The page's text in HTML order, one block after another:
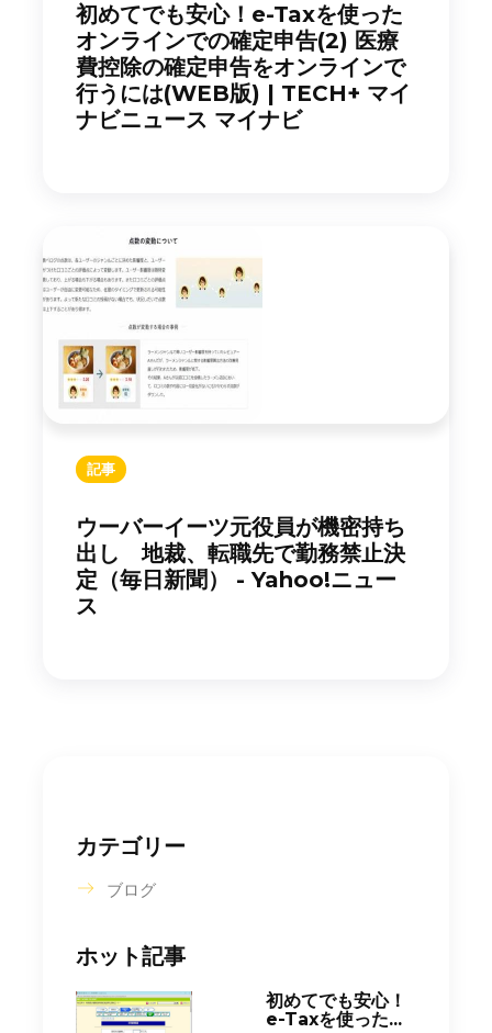
初めてでも安心！e-Taxを使った
オンラインでの確定申告(2) 医療
費控除の確定申告をオンラインで
行うには(WEB版) | TECH+ マイ
ナビニュース マイナビ
記事
ウーバーイーツ元役員が機密持ち
出し 地裁、転職先で勤務禁止決
定（毎日新聞） - Yahoo!ニュー
ス
カテゴリー
ブログ
ホット記事
初めてでも安心！
e-Taxを使った...